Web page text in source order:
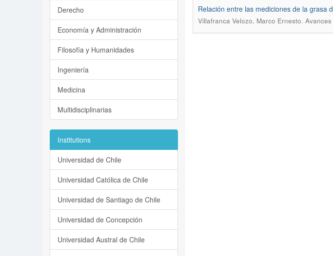
Relación entre las mediciones de la grasa
Villafranca Velozo, Marco Ernesto.
Derecho
Economía y Administración
Filosofía y Humanidades
Ingeniería
Medicina
Multidisciplinarias
Institutions
Universidad de Chile
Universidad Católica de Chile
Universidad de Santiago de Chile
Universidad de Concepción
Universidad Austral de Chile